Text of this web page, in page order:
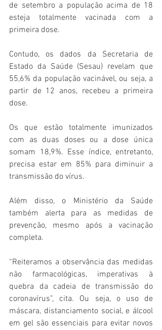
de setembro a população acima de 18
esteja totalmente vacinada com a
primeira dose.
Contudo, os dados da Secretaria de
Estado da Saúde (Sesau) revelam que
55,6% da população vacinável, ou seja, a
partir de 12 anos, recebeu a primeira
dose.
Os que estão totalmente imunizados
com as duas doses ou a dose única
somam 18,9%. Esse índice, entretanto,
precisa estar em 85% para diminuir a
transmissão do vírus.
Além disso, o Ministério da Saúde
também alerta para as medidas de
prevenção, mesmo após a vacinação
completa.
“Reiteramos a observância das medidas
não farmacológicas, imperativas à
quebra da cadeia de transmissão do
coronavírus”, cita. Ou seja, o uso de
máscara, distanciamento social, e álcool
em gel são essenciais para evitar novos